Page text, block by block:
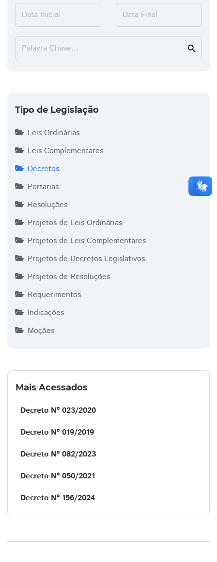
Data Inicial Data Final
Palavra Chave... search
Tipo de Legislação
Leis Ordinárias
Leis Complementares
Decretos
Portarias
Resoluções
Projetos de Leis Ordinárias
Projetos de Leis Complementares
Projetos de Decretos Legislativos
Projetos de Resoluções
Requerimentos
Indicações
Moções
Mais Acessados
Decreto Nº 023/2020
Decreto Nº 019/2019
Decreto Nº 082/2023
Decreto Nº 050/2021
Decreto Nº 156/2024